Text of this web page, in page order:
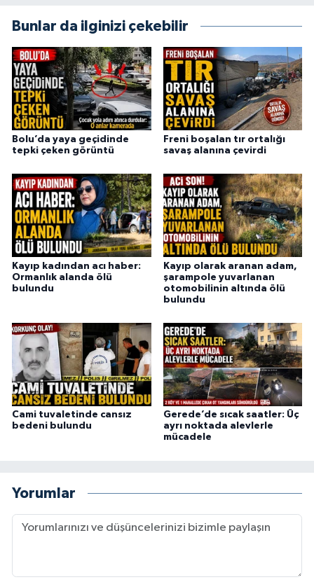
Bunlar da ilginizi çekebilir
Bolu’da yaya geçidinde
tepki çeken görüntü
Freni boşalan tır ortalığı
savaş alanına çevirdi
Kayıp kadından acı haber:
Ormanlık alanda ölü
bulundu
Kayıp olarak aranan adam,
şarampole yuvarlanan
otomobilinin altında ölü
bulundu
Cami tuvaletinde cansız
bedeni bulundu
Gerede’de sıcak saatler: Üç
ayrı noktada alevlerle
mücadele
Yorumlar